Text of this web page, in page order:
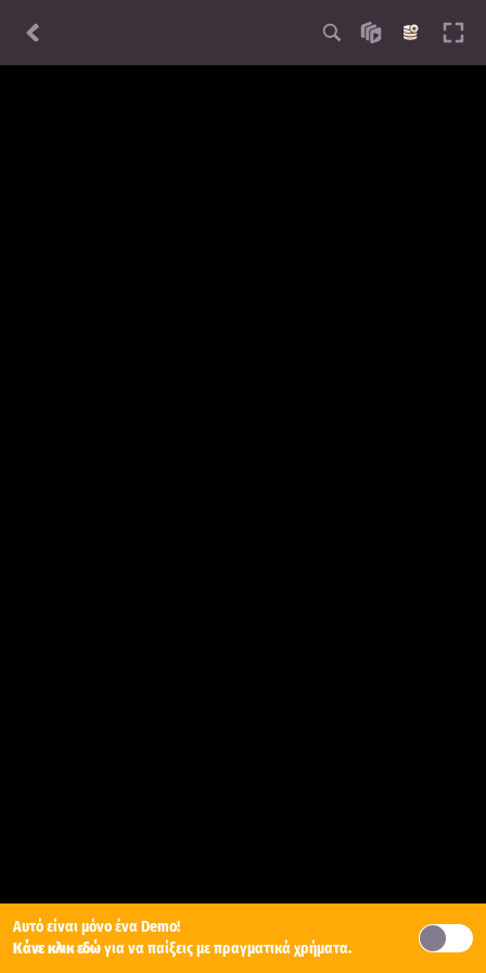
Αυτό είναι μόνο ένα Demo!
Κάνε κλικ εδώγια να παίξεις με πραγματικά χρήματα.